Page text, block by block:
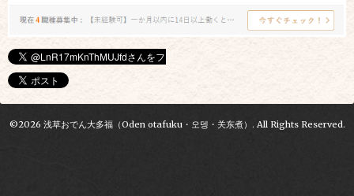
©2026 浅草おでん大多福（Oden otafuku・오뎅・关东煮） . All Rights Reserved.